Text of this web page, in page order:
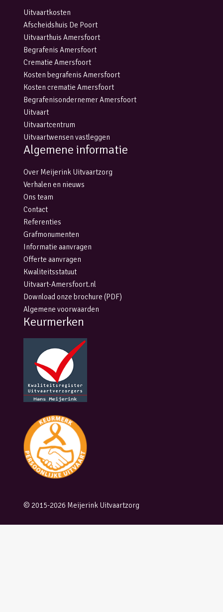
Uitvaartkosten
Afscheidshuis De Poort
Uitvaarthuis Amersfoort
Begrafenis Amersfoort
Crematie Amersfoort
Kosten begrafenis Amersfoort
Kosten crematie Amersfoort
Begrafenisondernemer Amersfoort
Uitvaart
Uitvaartcentrum
Uitvaartwensen vastleggen
Algemene informatie
Over Meijerink Uitvaartzorg
Verhalen en nieuws
Ons team
Contact
Referenties
Grafmonumenten
Informatie aanvragen
Offerte aanvragen
Kwaliteitsstatuut
Uitvaart-Amersfoort.nl
Download onze brochure (PDF)
Algemene voorwaarden
Keurmerken
© 2015-2026 Meijerink Uitvaartzorg